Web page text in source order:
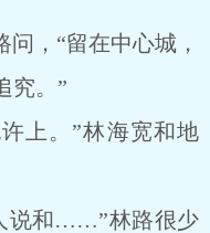
，“留在中心城，
究。”
。”林海宽和地
和……”林路很少